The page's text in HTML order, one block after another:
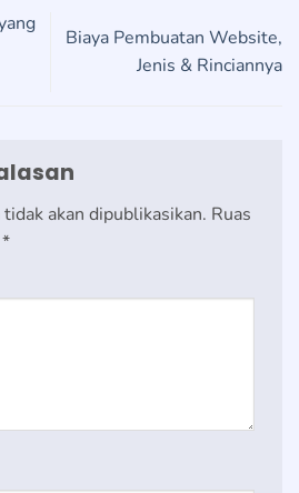
Biaya Pembuatan Website,
Jenis & Rinciannya
akan dipublikasikan. Ruas
*